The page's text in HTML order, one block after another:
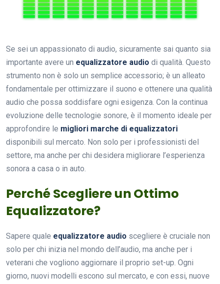
Se sei un appassionato di audio, sicuramente sai quanto sia
importante avere un equalizzatore audio di qualità. Questo
strumento non è solo un semplice accessorio; è un alleato
fondamentale per ottimizzare il suono e ottenere una qualità
audio che possa soddisfare ogni esigenza. Con la continua
evoluzione delle tecnologie sonore, è il momento ideale per
approfondire le migliori marche di equalizzatori
disponibili sul mercato. Non solo per i professionisti del
settore, ma anche per chi desidera migliorare l’esperienza
sonora a casa o in auto.
Perché Scegliere un Ottimo
Equalizzatore?
Sapere quale equalizzatore audio scegliere è cruciale non
solo per chi inizia nel mondo dell’audio, ma anche per i
veterani che vogliono aggiornare il proprio set-up. Ogni
giorno, nuovi modelli escono sul mercato, e con essi, nuove